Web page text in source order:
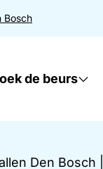
Bosch
de beurs
Den Bosch